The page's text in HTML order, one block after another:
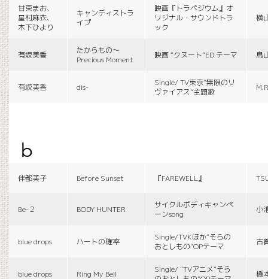
甘束まお、
星村麻衣、
木下ひより
キャンディストラ
イプ
映画『トラペジウム』オ
リジナル・サウンドトラ
ック
横
有坂美香
たからもの〜
Precious Moment
映画 “クヌート”ED テーマ 鳥
有坂美香 dis-
Single/ TV東京“無限のリ
ヴァイアス”主題歌
b
伴都美子 Before Sunset 『FAREWELL』
Be-２ BODY HUNTER
サイクルボディキャンペ
ーンsong
小
blue drops ハートの確率
Single/TVKほか“そらの
おとしもの”OPテーマ
古
blue drops Ring My Bell
Single/ “TVアニメ“そら
橋